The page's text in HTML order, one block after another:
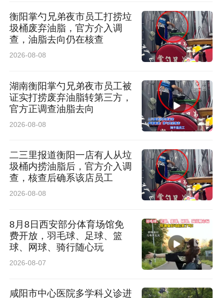
汉台欢迎八方来客。
新华网《对话山海》“现在好时节” 系列，聚焦文
旅融合创新、县域经济提质与特色城市打造，通
过权威对话挖掘地方资源禀赋、分享发展经验、
传播城市品牌。此次对话汉台区，生动展现这片
汉文化原乡以文脉为魂、以生态为基、以烟火为
根、有魂、有温度的文旅高质量发展之路，让
“汉人老家” 的城市名片更加鲜明动人。
衡阳掌勺兄弟夜市员工打捞垃
圾桶废弃油脂，官方介入调
查，油脂去向仍在核查
2026-08-08
湖南衡阳掌勺兄弟夜市员工被
证实打捞废弃油脂转第三方，
官方正调查油脂去向
2026-08-08
二三里报道衡阳一店有人从垃
圾桶内捞油脂后，官方介入调
查，核查后确系该店员工
2026-08-08
8月8日西安部分体育场馆免
费开放，羽毛球、足球、篮
球、网球、骑行随心玩
2026-08-07
咸阳市中心医院多学科义诊进